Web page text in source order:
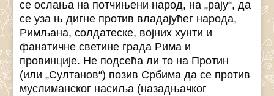
се ослања на потчињени народ, на „рају“, да
се уза њ дигне против владајућег народа,
Римљана, солдатеске, војних хунти и
фанатичне светине града Рима и
провинције. Не подсећа ли то на Протин
(или „Султанов“) позив Србима да се против
муслиманског насиља (назадњачког